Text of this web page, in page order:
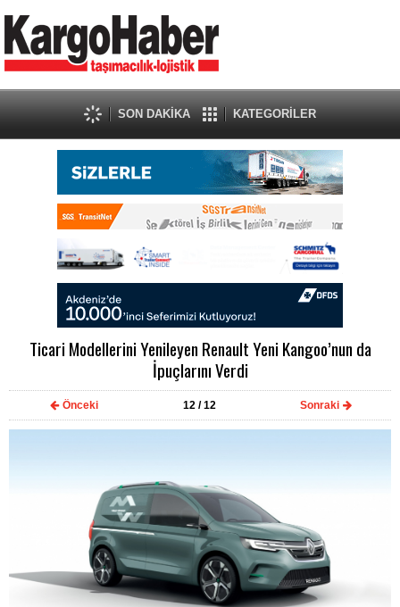
SON DAKİKA KATEGORİLER
Ticari Modellerini Yenileyen Renault Yeni Kangoo’nun da
İpuçlarını Verdi
Önceki 12 / 12 Sonraki